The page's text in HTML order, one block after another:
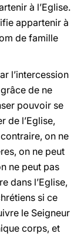
à l’Eglise.
appartenir à
de famille
l’intercession
de ne
pouvoir se
de l’Eglise,
on ne
on ne peut
ne peut pas
dans l’Eglise,
si ce
le Seigneur
corps, et